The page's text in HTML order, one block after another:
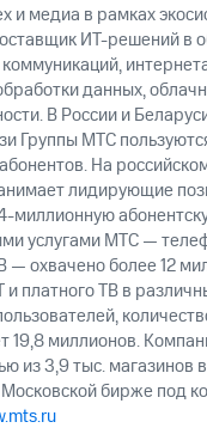
и медиа в рамках
ИТ-решений в
данных,
В России и
Группы МТС
На
лидирующие
миллионную
услугами МТС —
— охвачено более 12
и платного ТВ в
19,8 миллионов.
из 3,9 тыс. магазинов
бирже под